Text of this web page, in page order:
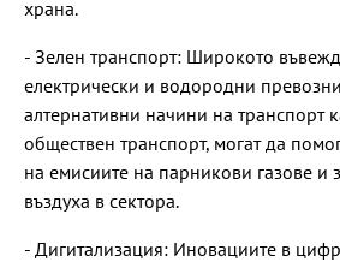
храна.
- Зелен транспорт: Широкото
електрически и водородни
алтернативни начини на транспорт
обществен транспорт, могат да
на емисиите на парникови газове и
въздуха в сектора.
- Дигитализация: Иновациите в